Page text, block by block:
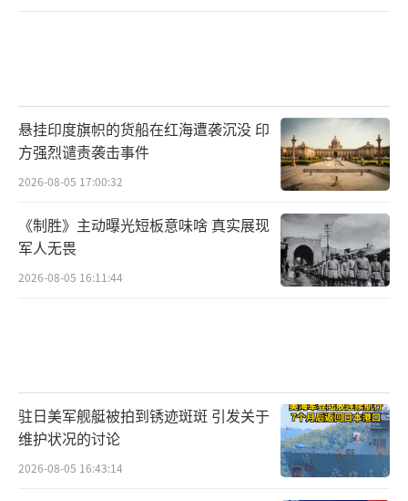
悬挂印度旗帜的货船在红海遭袭沉没 印
方强烈谴责袭击事件
2026-08-05 17:00:32
《制胜》主动曝光短板意味啥 真实展现
军人无畏
2026-08-05 16:11:44
驻日美军舰艇被拍到锈迹斑斑 引发关于
维护状况的讨论
2026-08-05 16:43:14